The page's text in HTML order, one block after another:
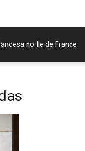
no Ile de France